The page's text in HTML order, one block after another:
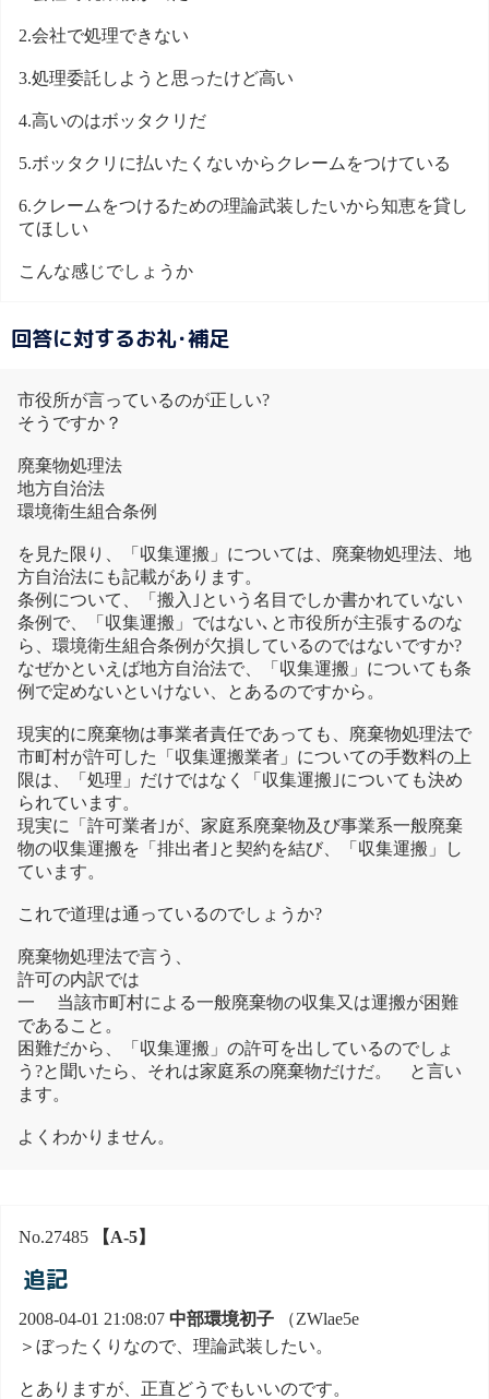
2.会社で処理できない
3.処理委託しようと思ったけど高い
4.高いのはボッタクリだ
5.ボッタクリに払いたくないからクレームをつけている
6.クレームをつけるための理論武装したいから知恵を貸し
てほしい
こんな感じでしょうか
回答に対するお礼･補足
市役所が言っているのが正しい?
そうですか？
廃棄物処理法
地方自治法
環境衛生組合条例
を見た限り、「収集運搬」については、廃棄物処理法、地
方自治法にも記載があります。
条例について、「搬入｣という名目でしか書かれていない
条例で、「収集運搬」ではない､と市役所が主張するのな
ら、環境衛生組合条例が欠損しているのではないですか?
なぜかといえば地方自治法で、「収集運搬」についても条
例で定めないといけない、とあるのですから。
現実的に廃棄物は事業者責任であっても、廃棄物処理法で
市町村が許可した「収集運搬業者」についての手数料の上
限は、「処理」だけではなく「収集運搬｣についても決め
られています。
現実に「許可業者｣が、家庭系廃棄物及び事業系一般廃棄
物の収集運搬を「排出者｣と契約を結び、「収集運搬」し
ています。
これで道理は通っているのでしょうか?
廃棄物処理法で言う、
許可の内訳では
一 当該市町村による一般廃棄物の収集又は運搬が困難
であること。
困難だから、「収集運搬」の許可を出しているのでしょ
う?と聞いたら、それは家庭系の廃棄物だけだ。 と言い
ます。
よくわかりません。
No.27485 【A-5】
追記
2008-04-01 21:08:07 中部環境初子 （ZWlae5e
＞ぼったくりなので、理論武装したい。
とありますが、正直どうでもいいのです。